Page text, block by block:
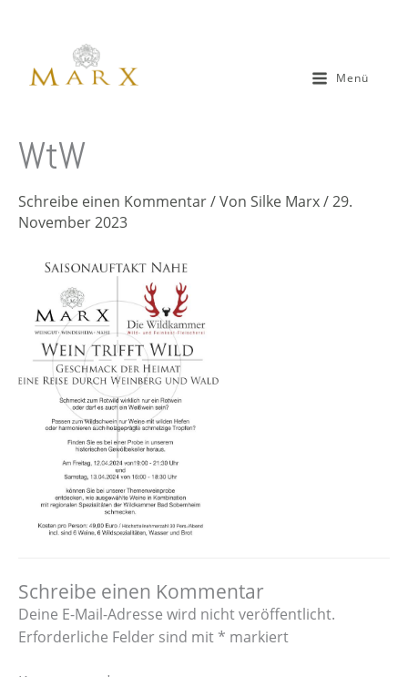
Menü
WtW
Schreibe einen Kommentar/ Von Silke Marx/29.
November 2023
Schreibe einen Kommentar
Deine E-Mail-Adresse wird nicht veröffentlicht.
Erforderliche Felder sind mit * markiert